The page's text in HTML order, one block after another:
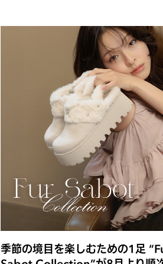
季節の境目を楽しむための1足